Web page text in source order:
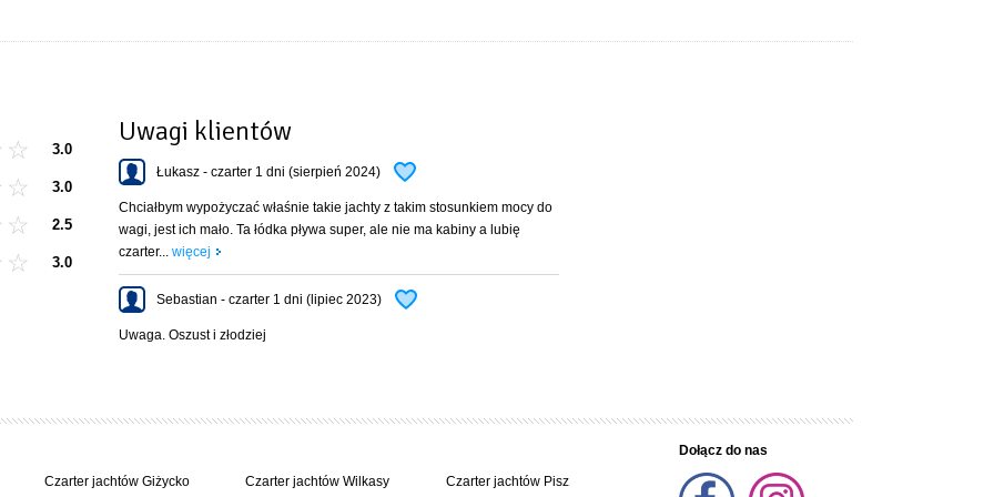
3.0
3.0
2.5
3.0
Uwagi klientów
Łukasz - czarter 1 dni (sierpień 2024)
Chciałbym wypożyczać właśnie takie jachty z takim stosunkiem mocy do
wagi, jest ich mało. Ta łódka pływa super, ale nie ma kabiny a lubię
czarter... więcej
Sebastian - czarter 1 dni (lipiec 2023)
Uwaga. Oszust i złodziej
Czarter jachtów Giżycko Czarter jachtów Wilkasy Czarter jachtów Pisz
Dołącz do nas